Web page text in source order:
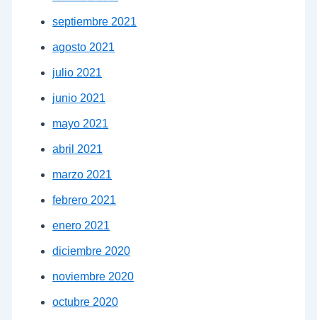
septiembre 2021
agosto 2021
julio 2021
junio 2021
mayo 2021
abril 2021
marzo 2021
febrero 2021
enero 2021
diciembre 2020
noviembre 2020
octubre 2020